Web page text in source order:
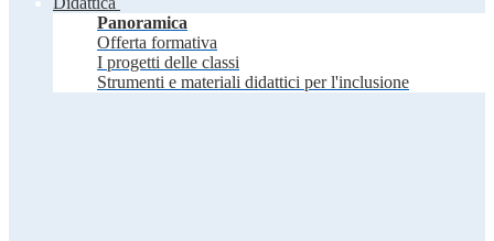
Panoramica
Offerta formativa
I progetti delle classi
Strumenti e materiali didattici per l'inclusione